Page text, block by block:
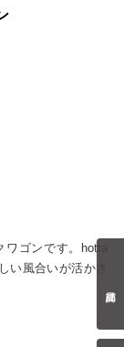
ゴンです。hotta
い風合いが活かさ